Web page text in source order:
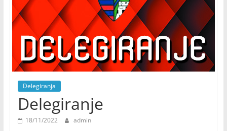
Delegiranja
Delegiranje
18/11/2022 admin